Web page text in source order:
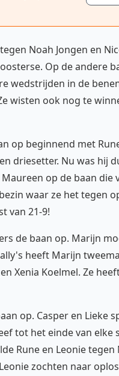
Noah Jongen en
Op de andere
wedstrijden in de
wisten ook nog te
op beginnend met
driesetter. Nu was hij
op de baan
waar ze het tegen
van 21-9!
de baan op. Marijn
heeft Marijn
Xenia Koelmel. Ze
op. Casper en Lieke
tot het einde van
Rune en Leonie
zochten naar